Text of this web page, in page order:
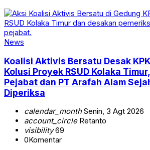
News
Koalisi Aktivis Bersatu Desak
Kolusi Proyek RSUD Kolaka
Pejabat dan PT Arafah Alam
Diperiksa
calendar_monthSenin, 3 Agt 2026
account_circleRetanto
visibility69
0Komentar